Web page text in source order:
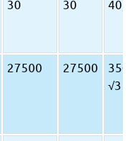
30 30 40,5
27500 27500
√3